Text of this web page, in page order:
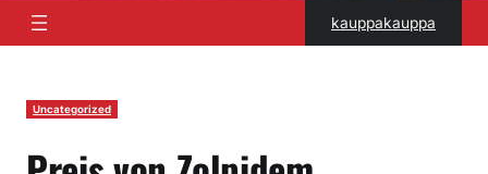
kauppakauppa
Uncategorized